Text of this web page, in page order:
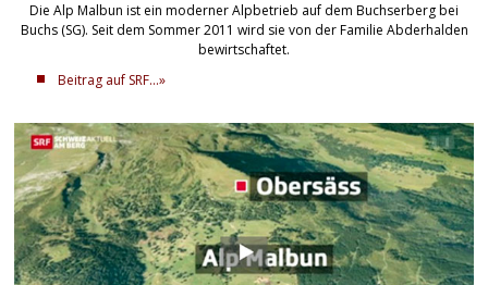
Die Alp Malbun ist ein moderner Alpbetrieb auf dem Buchserberg bei
Buchs (SG). Seit dem Sommer 2011 wird sie von der Familie Abderhalden
bewirtschaftet.
Beitrag auf SRF...»